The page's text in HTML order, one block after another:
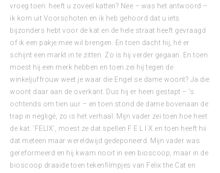
vroeg toen: heeft u zoveel katten? Nee – was het antwoord –
ik kom uit Voorschoten en ik heb gehoord dat u iets
bijzonders hebt voor de kat en de hele straat heeft gevraagd
of ik een pakje mee wil brengen. En toen dacht hij, hé er
schijnt een markt in te zitten. Zo is hij verder gegaan. En toen
moest hij een merk hebben en toen zei hij tegen de
winkeljuffrouw weet je waar die Engel se dame woont? Ja die
woont daar aan de overkant. Dus hij er heen gestapt – ‘s
ochtends om tien uur – en toen stond de dame bovenaan de
trap in negligé, zo is het verhaal. Mijn vader zei toen hoe heet
de kat: ‘FELIX’, moest ze dat spellen F E L I X en toen heeft hii
dat meteen maar wereldwijd gedeponeerd. Mijn vader was
gereformeerd en hij kwam nooit in een bioscoop, maar in de
bioscoop draaide toen tekenfilmpjes van Felix the Cat en